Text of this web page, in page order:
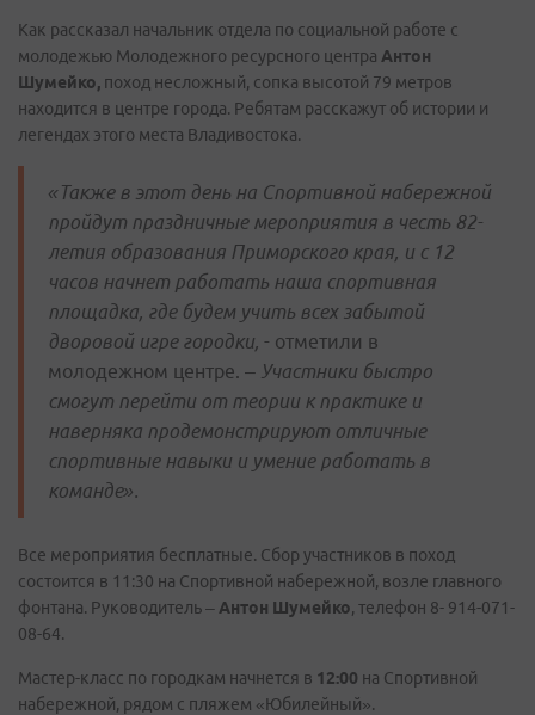
Как рассказал начальник отдела по социальной работе с
молодежью Молодежного ресурсного центра Антон
Шумейко, поход несложный, сопка высотой 79 метров
находится в центре города. Ребятам расскажут об истории и
легендах этого места Владивостока.
«Также в этот день на Спортивной набережной
пройдут праздничные мероприятия в честь 82-
летия образования Приморского края, и с 12
часов начнет работать наша спортивная
площадка, где будем учить всех забытой
дворовой игре городки, - отметили в
молодежном центре. – Участники быстро
смогут перейти от теории к практике и
наверняка продемонстрируют отличные
спортивные навыки и умение работать в
команде».
Все мероприятия бесплатные. Сбор участников в поход
состоится в 11:30 на Спортивной набережной, возле главного
фонтана. Руководитель – Антон Шумейко, телефон 8- 914-071-
08-64.
Мастер-класс по городкам начнется в 12:00 на Спортивной
набережной, рядом с пляжем «Юбилейный».